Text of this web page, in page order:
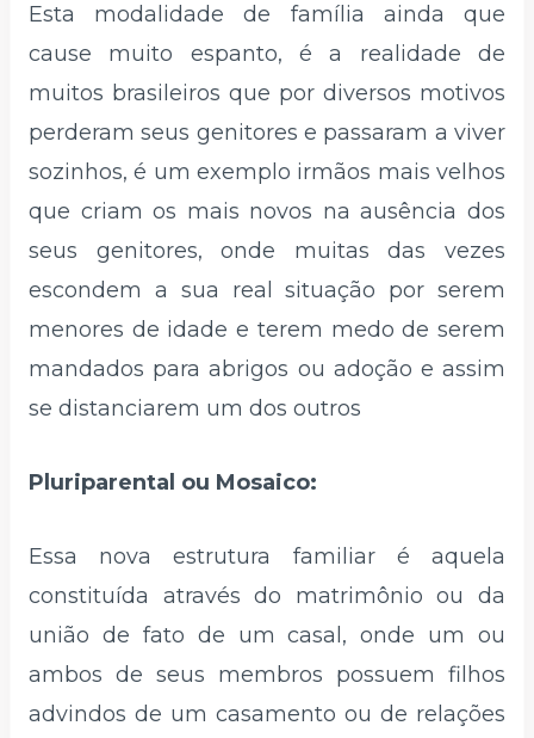
Esta modalidade de família ainda que
cause muito espanto, é a realidade de
muitos brasileiros que por diversos motivos
perderam seus genitores e passaram a viver
sozinhos, é um exemplo irmãos mais velhos
que criam os mais novos na ausência dos
seus genitores, onde muitas das vezes
escondem a sua real situação por serem
menores de idade e terem medo de serem
mandados para abrigos ou adoção e assim
se distanciarem um dos outros
Pluriparental ou Mosaico:
Essa nova estrutura familiar é aquela
constituída através do matrimônio ou da
união de fato de um casal, onde um ou
ambos de seus membros possuem filhos
advindos de um casamento ou de relações